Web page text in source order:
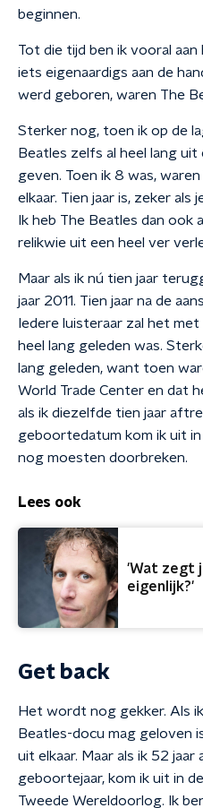
beginnen.
Tot die tijd ben ik vooral aan
iets eigenaardigs aan de
werd geboren, waren The
Sterker nog, toen ik op de
Beatles zelfs al heel lang
geven. Toen ik 8 was,
elkaar. Tien jaar is, zeker als
Ik heb The Beatles dan ook
relikwie uit een heel ver
Maar als ik nú tien jaar
jaar 2011. Tien jaar na de
Iedere luisteraar zal het
heel lang geleden was.
lang geleden, want toen
World Trade Center en dat
als ik diezelfde tien jaar
geboortedatum kom ik uit
nog moesten doorbreken.
Lees ook
'Wat zegt
eigenlijk?'
Get back
Het wordt nog gekker. Als
Beatles-docu mag geloven
uit elkaar. Maar als ik 52 jaar
geboortejaar, kom ik uit in
Tweede Wereldoorlog. Ik